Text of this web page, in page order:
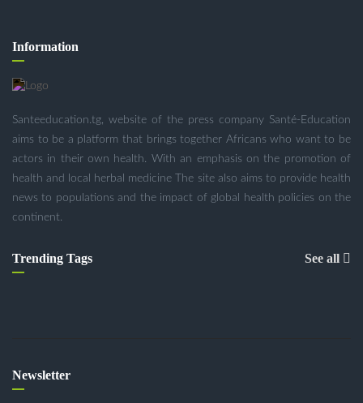
Information
Santeeducation.tg, website of the press company Santé-Education
aims to be a platform that brings together Africans who want to be
actors in their own health. With an emphasis on the promotion of
health and local herbal medicine The site also aims to provide health
news to populations and the impact of global health policies on the
continent.
Trending Tags See all
Newsletter